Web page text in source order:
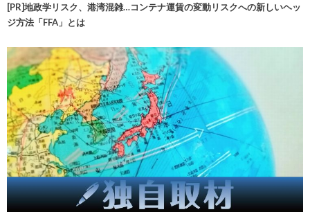
[PR]地政学リスク、港湾混雑…コンテナ運賃の変動リスクへの新しいヘッ
ジ方法「FFA」とは